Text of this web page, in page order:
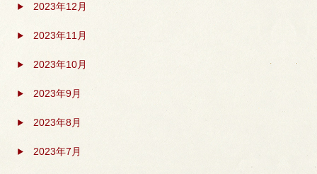
2023年12月
2023年11月
2023年10月
2023年9月
2023年8月
2023年7月